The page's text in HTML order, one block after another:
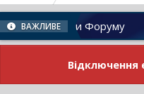
ВАЖЛИВЕ
Новини Форуму
Відключення